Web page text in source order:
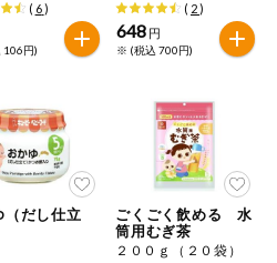
ービス
報サイト
やまいも
時の情報のため、ご使用前には
ご確認ください。
お取引先から情報提供のあった
( 6)
円)
( 2)
648 円
※ (税込 700円)
（だし仕立
ごくごく飲める 水
筒用むぎ茶
２００ｇ（２０袋）